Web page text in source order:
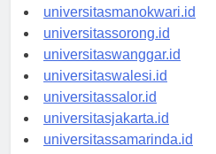
universitasmanokwari.id
universitassorong.id
universitaswanggar.id
universitaswalesi.id
universitassalor.id
universitasjakarta.id
universitassamarinda.id